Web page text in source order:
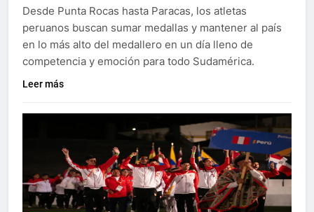
Desde Punta Rocas hasta Paracas, los atletas
peruanos buscan sumar medallas y mantener al país
en lo más alto del medallero en un día lleno de
competencia y emoción para todo Sudamérica.
Leer más